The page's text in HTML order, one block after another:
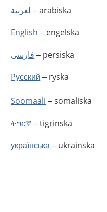
لعربية – arabiska
English – engelska
فارسى – persiska
Pусский – ryska
Soomaali – somaliska
ትግርኛ– tigrinska
українська– ukrainska